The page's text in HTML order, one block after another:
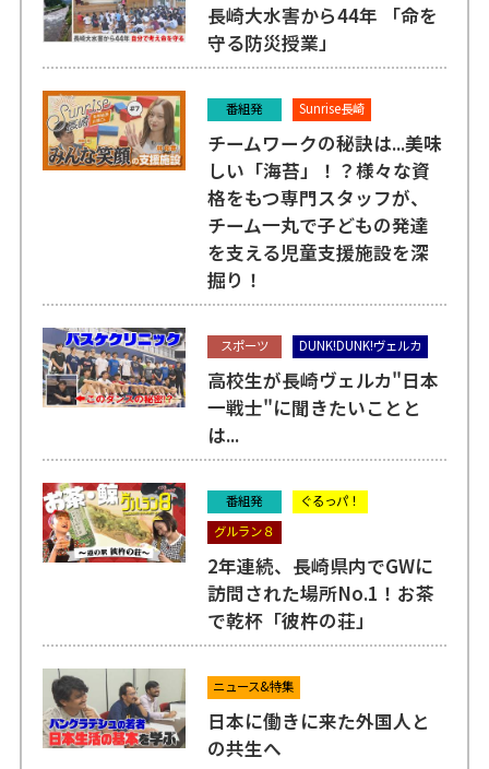
長崎大水害から44年 「命を
守る防災授業」
番組発 Sunrise長崎
チームワークの秘訣は...美味
しい「海苔」！？様々な資
格をもつ専門スタッフが、
チーム一丸で子どもの発達
を支える児童支援施設を深
掘り！
スポーツ DUNK!DUNK!ヴェルカ
高校生が長崎ヴェルカ"日本
一戦士"に聞きたいことと
は...
番組発
ぐるっパ！
グルラン８
2年連続、長崎県内でGWに
訪問された場所No.1！お茶
で乾杯「彼杵の荘」
ニュース&特集
日本に働きに来た外国人と
の共生へ